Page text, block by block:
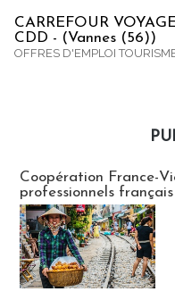
CARREFOUR
CDD - (Vannes (56))
OFFRES D'EMPLOI
Coopération France-
professionnels